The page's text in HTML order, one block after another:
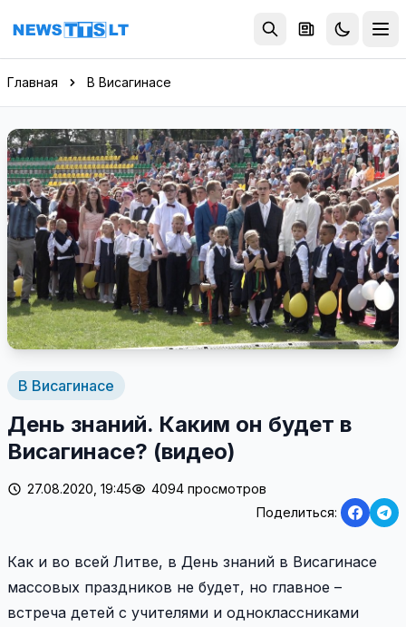
Перейти к содержимому
Главная В Висагинасе
В Висагинасе
День знаний. Каким он будет в
Висагинаcе? (видео)
27.08.2020, 19:45
4094 просмотров
Поделиться:
Как и во всей Литве, в День знаний в Висагинасе
массовых праздников не будет, но главное –
встреча детей с учителями и одноклассниками